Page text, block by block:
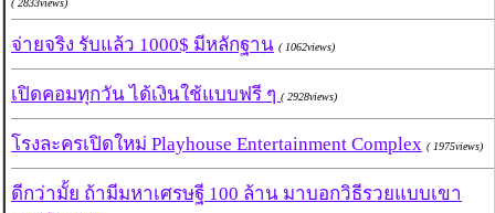
( 2833views)
จ่ายจริง รับแล้ว 1000$ มีหลักฐาน ( 1062views)
เปิดคอมทุกวัน ได้เงินใช้แบบฟรี ๆ ( 2928views)
โรงละครเปิดใหม่ Playhouse Entertainment Complex ( 1975views)
ดีกว่ามั้ย ถ้ามีมหาเศรษฐี 100 ล้าน มาบอกวิธีรวยแบบเขา